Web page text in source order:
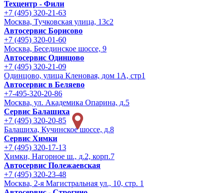
Техцентр - Фили
+7 (495) 320-21-63
Москва, Тучковская улица, 13с2
Автосервис Борисово
+7 (495) 320-01-60
Москва, Бесединское шоссе, 9
Автосервис Одинцово
+7 (495) 320-21-09
Одинцово, улица Кленовая, дом 1А, стр1
Автосервис в Беляево
+7-495-320-20-86
Москва, ул. Академика Опарина, д.5
Сервис Балашиха
+7 (495) 320-20-85
Балашиха, Кучинское шоссе, д.8
Сервис Химки
+7 (495) 320-17-13
Химки, Нагорное ш., д.2, корп.7
Автосервис Полежаевская
+7 (495) 320-23-48
Москва, 2-я Магистральная ул., 10, стр. 1